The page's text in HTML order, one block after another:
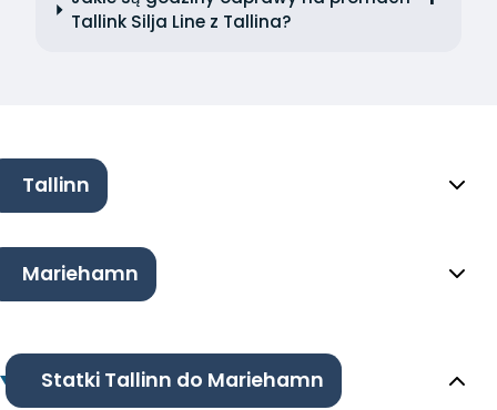
Tallink Silja Line z Tallina?
Tallinn
Mariehamn
Statki Tallinn do Mariehamn